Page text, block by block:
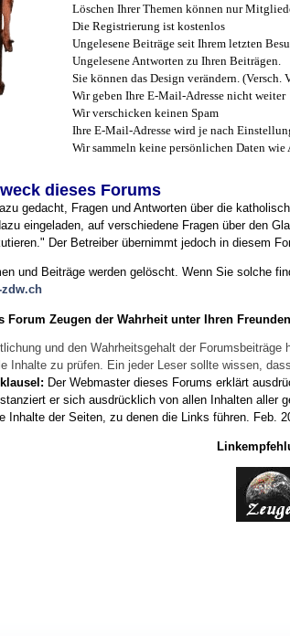
Löschen Ihrer Themen können nur
Die Registrierung ist kostenlos
Ungelesene Beiträge seit Ihrem letzten
Ungelesene Antworten zu Ihren Beiträgen.
Sie können das Design verändern. (Versch.
Wir geben Ihre E-Mail-Adresse nicht weiter
Wir verschicken keinen Spam
Ihre E-Mail-Adresse wird je nach
Wir sammeln keine persönlichen Daten
dieses Forums
gedacht, Fragen und Antworten über die
eingeladen, auf verschiedene Fragen über den
Der Betreiber übernimmt jedoch in diesem
und Beiträge werden gelöscht. Wenn Sie solche
Forum Zeugen der Wahrheit unter Ihren
und den Wahrheitsgehalt der
Inhalte zu prüfen. Ein jeder Leser sollte wissen,
Der Webmaster dieses Forums erklärt
er sich ausdrücklich von allen Inhalten aller
Inhalte der Seiten, zu denen die Links führen. Feb.